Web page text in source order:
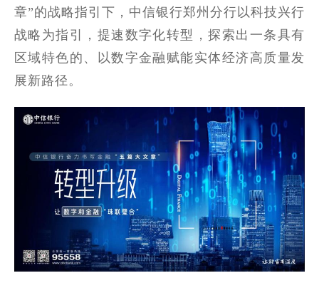
章”的战略指引下，中信银行郑州分行以科技兴行
战略为指引，提速数字化转型，探索出一条具有
区域特色的、以数字金融赋能实体经济高质量发
展新路径。